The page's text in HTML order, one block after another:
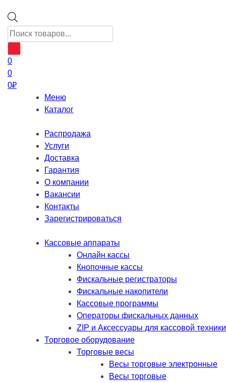
Поиск
товаров
0
0
0₽
Меню
Каталог
Распродажа
Услуги
Доставка
Гарантия
О компании
Вакансии
Контакты
Зарегистрироваться
Кассовые аппараты
Онлайн кассы
Кнопочные кассы
Фискальные регистраторы
Фискальные накопители
Кассовые программы
Операторы фискальных данных
ZIP и Аксессуары для кассовой техники
Торговое оборудование
Торговые весы
Весы торговые электронные
Весы торговые